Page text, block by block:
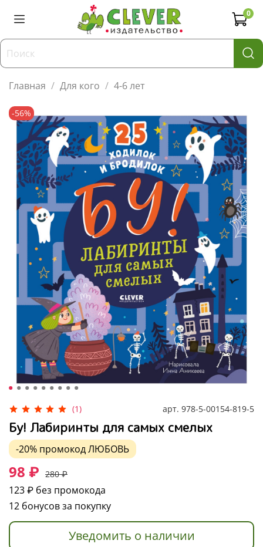
0
Главная Для кого 4-6 лет
-56%
(1) арт. 978-5-00154-819-5
Бу! Лабиринты для самых смелых
-20% промокодЛЮБОВЬ
98 ₽ 280 ₽
123 ₽ без промокода
12 бонусов за покупку
Уведомить о наличии